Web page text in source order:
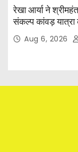
रेखा आर्या ने
संकल्प कांवड़ यात्रा
Aug 6, 2026